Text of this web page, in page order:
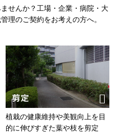
せんか？工場・企業・病院・大
理のご契約をお考えの方へ。
剪定
植栽の健康維持や美観向上を目
的に伸びすぎた葉や枝を剪定